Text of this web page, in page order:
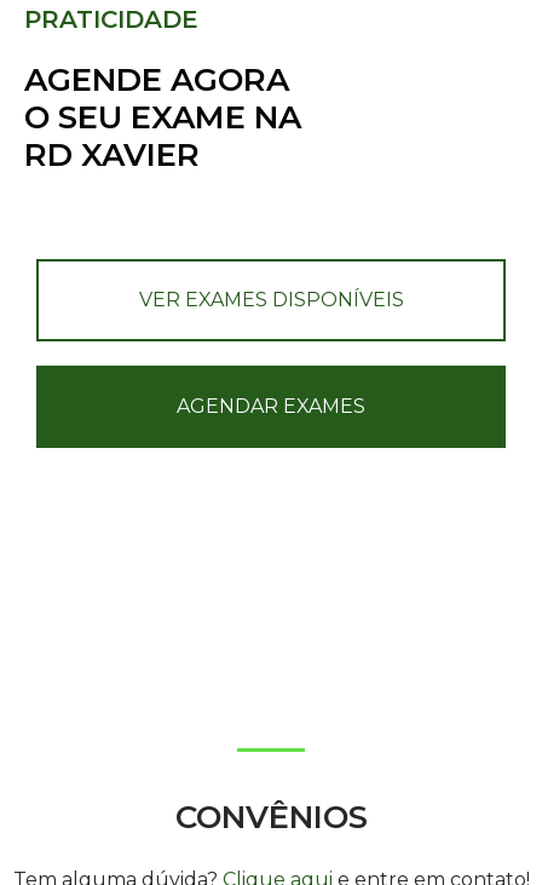
PRATICIDADE
AGENDE AGORA
O SEU EXAME NA
RD XAVIER​
VER EXAMES DISPONÍVEIS
AGENDAR EXAMES
CONVÊNIOS
Tem alguma dúvida? Clique aqui e entre em contato!